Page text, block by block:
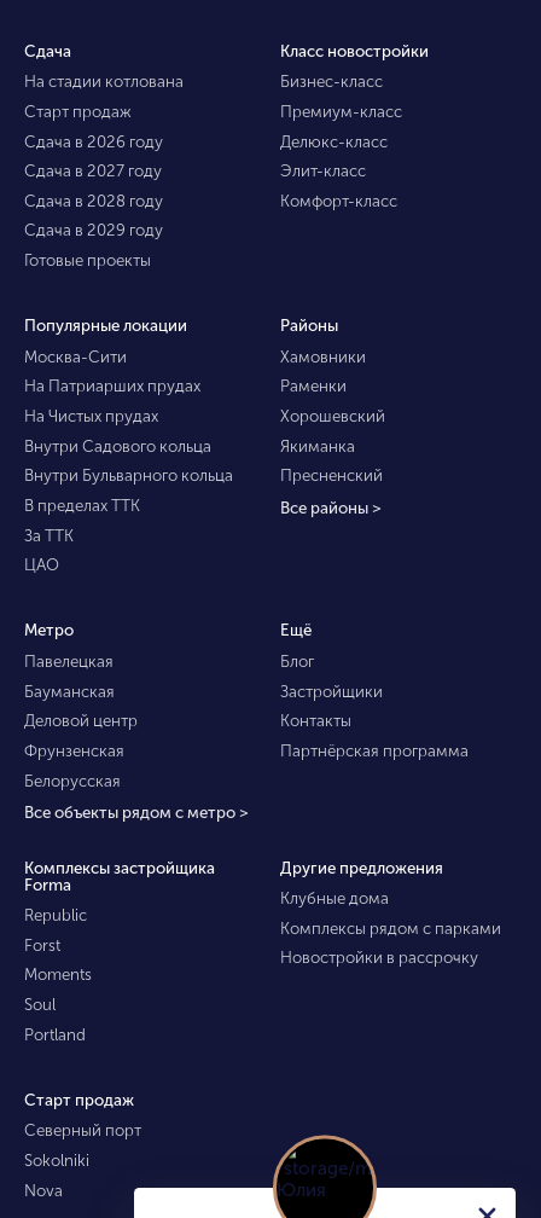
Сдача
На стадии котлована
Старт продаж
Сдача в 2026 году
Сдача в 2027 году
Сдача в 2028 году
Сдача в 2029 году
Готовые проекты
Класс новостройки
Бизнес-класс
Премиум-класс
Делюкс-класс
Элит-класс
Комфорт-класс
Популярные локации
Москва-Сити
На Патриарших прудах
На Чистых прудах
Внутри Садового кольца
Внутри Бульварного кольца
В пределах ТТК
За ТТК
ЦАО
Районы
Хамовники
Раменки
Хорошевский
Якиманка
Пресненский
Все районы >
Метро
Павелецкая
Бауманская
Деловой центр
Фрунзенская
Белорусская
Все объекты рядом с метро >
Ещё
Блог
Застройщики
Контакты
Партнёрская программа
Комплексы застройщика
Forma
Republic
Forst
Moments
Soul
Portland
Другие предложения
Клубные дома
Комплексы рядом с парками
Новостройки в рассрочку
Старт продаж
Северный порт
Sokolniki
Nova